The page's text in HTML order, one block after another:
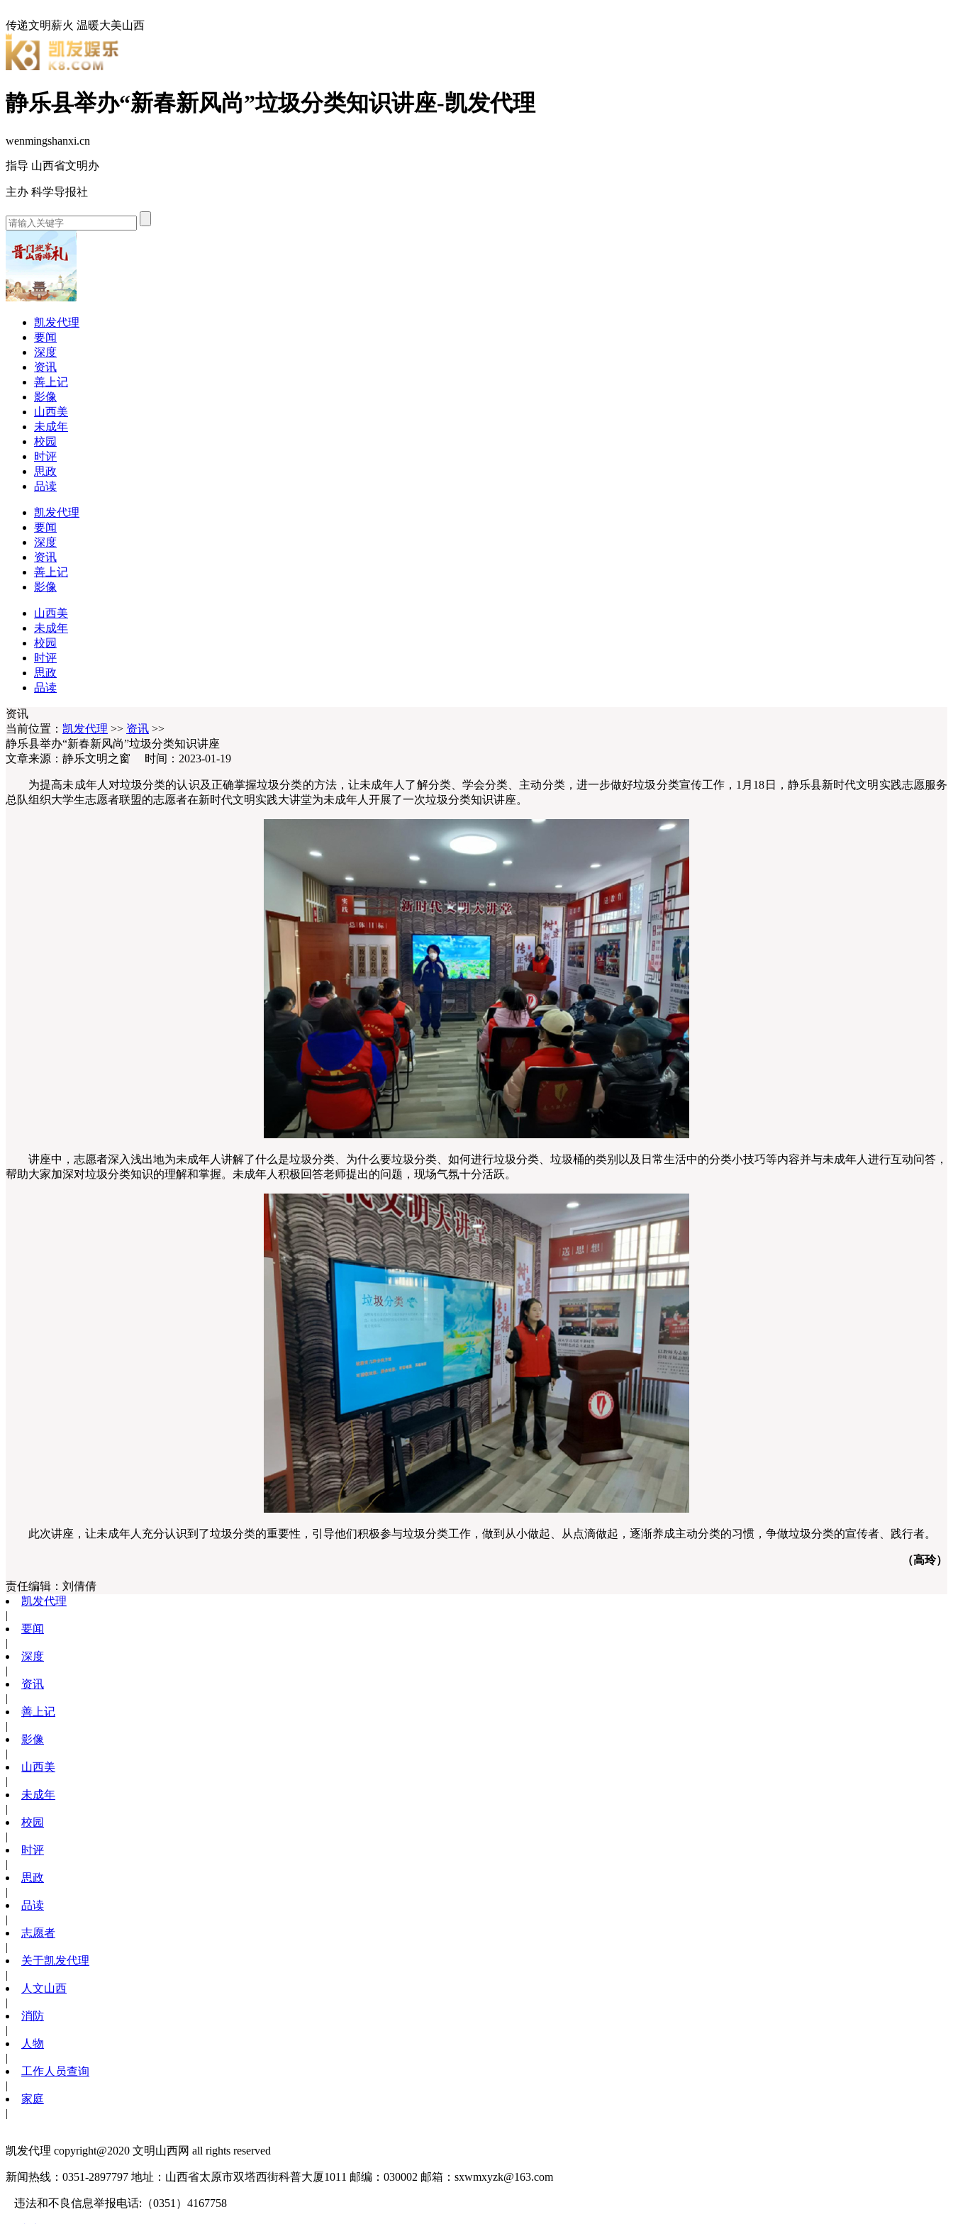
传递文明薪火 温暖大美山西
静乐县举办“新春新风尚”垃圾分类知识讲座-凯发代理
wenmingshanxi.cn
指导 山西省文明办
主办 科学导报社
凯发代理
要闻
深度
资讯
善上记
影像
山西美
未成年
校园
时评
思政
品读
凯发代理
要闻
深度
资讯
善上记
影像
山西美
未成年
校园
时评
思政
品读
资讯
当前位置： 凯发代理 >> 资讯 >>
静乐县举办“新春新风尚”垃圾分类知识讲座
文章来源：静乐文明之窗 时间：2023-01-19
为提高未成年人对垃圾分类的认识及正确掌握垃圾分类的方法，让未成年人了解分类、学会分类、主动分类，进一步做好垃圾分类宣传工作，1月18日，静乐县新时代文明实践志愿服务
总队组织大学生志愿者联盟的志愿者在新时代文明实践大讲堂为未成年人开展了一次垃圾分类知识讲座。
讲座中，志愿者深入浅出地为未成年人讲解了什么是垃圾分类、为什么要垃圾分类、如何进行垃圾分类、垃圾桶的类别以及日常生活中的分类小技巧等内容并与未成年人进行互动问答，
帮助大家加深对垃圾分类知识的理解和掌握。未成年人积极回答老师提出的问题，现场气氛十分活跃。
此次讲座，让未成年人充分认识到了垃圾分类的重要性，引导他们积极参与垃圾分类工作，做到从小做起、从点滴做起，逐渐养成主动分类的习惯，争做垃圾分类的宣传者、践行者。
（高玲）
责任编辑： 刘倩倩
凯发代理
|
要闻
|
深度
|
资讯
|
善上记
|
影像
|
山西美
|
未成年
|
校园
|
时评
|
思政
|
品读
|
志愿者
|
关于凯发代理
|
人文山西
|
消防
|
人物
|
工作人员查询
|
家庭
|
凯发代理 copyright@2020 文明山西网 all rights reserved
新闻热线：0351-2897797 地址：山西省太原市双塔西街科普大厦1011 邮编：030002 邮箱： sxwmxyzk@163.com
违法和不良信息举报电话:（0351）4167758